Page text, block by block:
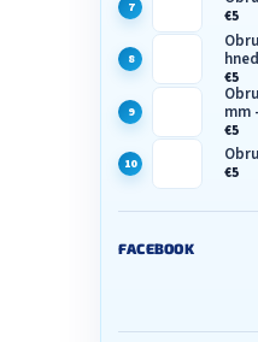
€5
Obrus PVC
€5
mm
€5
€5
FACEBOOK